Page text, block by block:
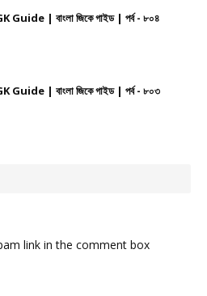
| বাংলা জিকে গাইড | পর্ব - ৮০৪
Guide | বাংলা জিকে গাইড | পর্ব - ৮০৩
link in the comment box